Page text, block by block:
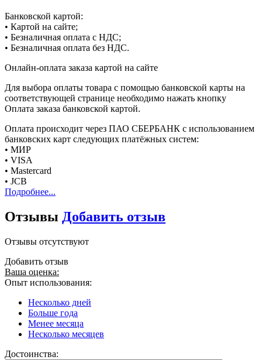
Банковской картой:
• Картой на сайте;
• Безналичная оплата с НДС;
• Безналичная оплата без НДС.
Онлайн-оплата заказа картой на сайте
Для выбора оплаты товара с помощью банковской карты на
соответствующей странице необходимо нажать кнопку
Оплата заказа банковской картой.
Оплата происходит через ПАО СБЕРБАНК с использованием
банковских карт следующих платёжных систем:
• МИР
• VISA
• Mastercard
• JCB
Подробнее...
Отзывы Добавить отзыв
Отзывы отсутствуют
Добавить отзыв
Ваша оценка:
Опыт использования:
Несколько дней
Больше года
Менее месяца
Несколько месяцев
Достоинства: